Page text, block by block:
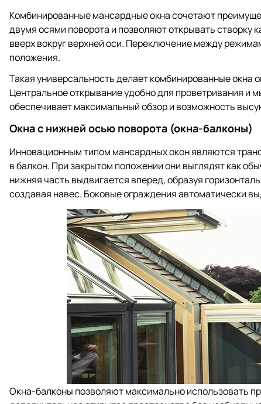
Комбинированные мансардные окна сочетают
двумя осями поворота и позволяют открывать створку
вверх вокруг верхней оси. Переключение между
положения.
Такая универсальность делает комбинированные
Центральное открывание удобно для проветривания и
обеспечивает максимальный обзор и возможность
Окна с нижней осью поворота (окна-балконы)
Инновационным типом мансардных окон являются
в балкон. При закрытом положении они выглядят как
нижняя часть выдвигается вперед, образуя
создавая навес. Боковые ограждения автоматически
Окна-балконы позволяют максимально использовать